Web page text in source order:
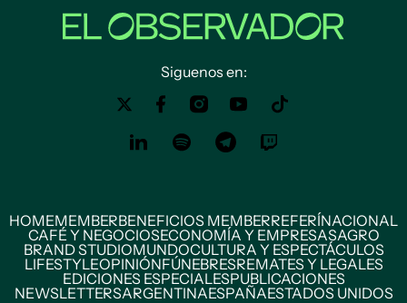
Siguenos en:
HOMEMEMBERBENEFICIOS MEMBERREFERÍNACIONAL
CAFÉ Y NEGOCIOSECONOMÍA Y EMPRESASAGRO
BRAND STUDIOMUNDOCULTURA Y ESPECTÁCULOS
LIFESTYLEOPINIÓNFÚNEBRESREMATES Y LEGALES
EDICIONES ESPECIALESPUBLICACIONES
NEWSLETTERSARGENTINAESPAÑAESTADOS UNIDOS